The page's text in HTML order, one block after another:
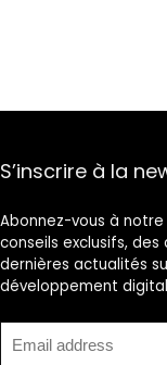
S’inscrire à la
Abonnez-vous à
conseils exclusifs,
dernières actualités
développement